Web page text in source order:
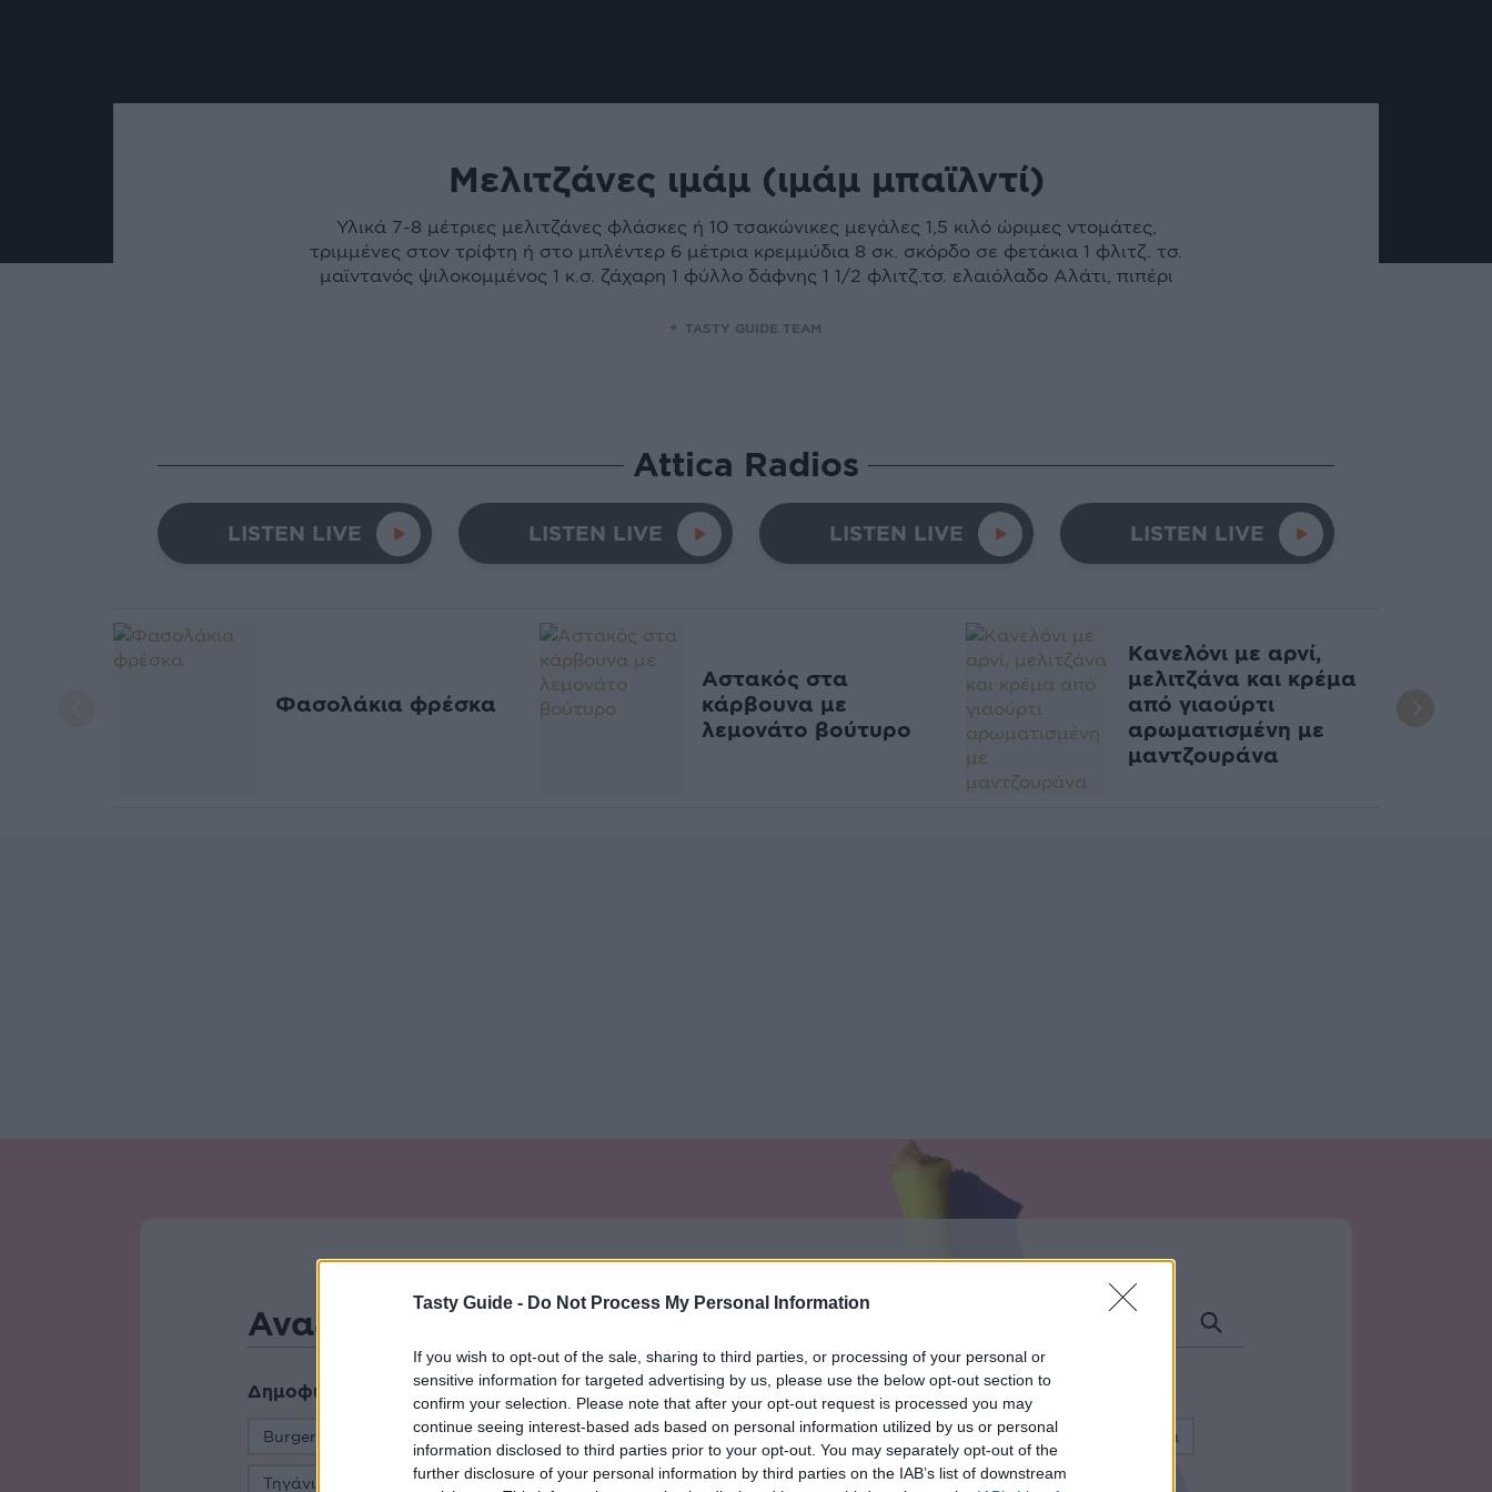
Tasty Guide - Do Not Process My Personal Information
If you wish to opt-out of the sale, sharing to third parties, or processing of your personal or
sensitive information for targeted advertising by us, please use the below opt-out section to
confirm your selection. Please note that after your opt-out request is processed you may
continue seeing interest-based ads based on personal information utilized by us or personal
information disclosed to third parties prior to your opt-out. You may separately opt-out of the
further disclosure of your personal information by third parties on the IAB’s list of downstream
Μελιτζάνες ιμάμ (ιμάμ μπαϊλντί)
Υλικά 7-8 μέτριες μελιτζάνες φλάσκες ή 10 τσακώνικες μεγάλες 1,5 κιλό ώριμες ντομάτες,
τριμμένες στον τρίφτη ή στο μπλέντερ 6 μέτρια κρεμμύδια 8 σκ. σκόρδο σε φετάκια 1 φλιτζ. τσ.
μαϊντανός ψιλοκομμένος 1 κ.σ. ζάχαρη 1 φύλλο δάφνης 1 1/2 φλιτζ.τσ. ελαιόλαδο Αλάτι, πιπέρι
TASTY GUIDE TEAM
Attica Radios
LISTEN LIVE LISTEN LIVE LISTEN LIVE LISTEN LIVE
Φασολάκια φρέσκα
Αστακός στα
κάρβουνα με
λεμονάτο βούτυρο
Κανελόνι με αρνί,
μελιτζάνα και κρέμα
από γιαούρτι
αρωματισμένη με
μαντζουράνα
Δημοφιλείς Αναζητήσεις
Burger Χορτοφαγικές Συνταγές Χειμώνας Κυριακάτικα μεσημέρια Μανιτάρια Ρύζι
Τηγάνι Μεσογειακή Κουζίνα Κεφτεδάκια Μπριζόλα Μεζές Μπάρμπεκιου